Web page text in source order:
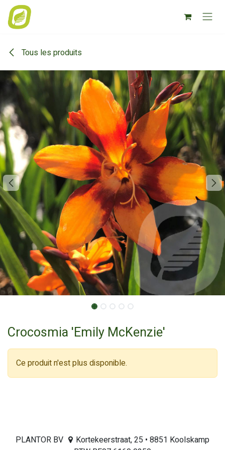
Se rendre au contenu
Tous les produits
Crocosmia 'Emily McKenzie'
Ce produit n'est plus disponible.
PLANTOR BV
Kortekeerstraat, 25 • 8851 Koolskamp